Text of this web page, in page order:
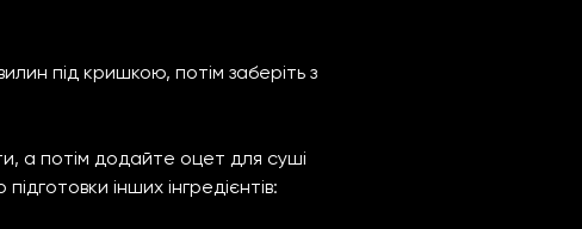
під кришкою, потім заберіть з
а потім додайте оцет для суші
інших інгредієнтів: